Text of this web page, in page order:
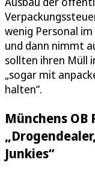
wenig Personal
und dann nimmt
sollten ihren Müll
„sogar mit
halten“.
Münchens
Junkies“